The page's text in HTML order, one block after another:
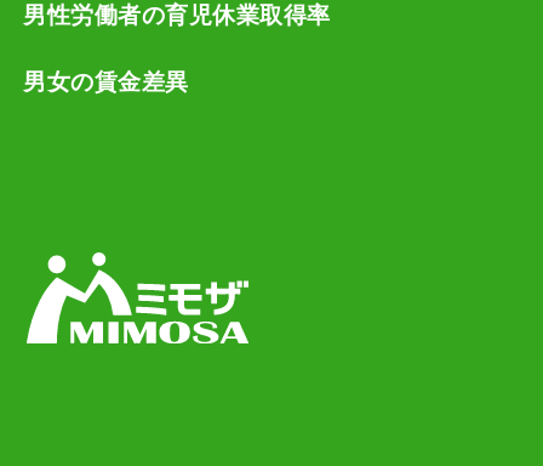
男性労働者の育児休業取得率
男女の賃金差異